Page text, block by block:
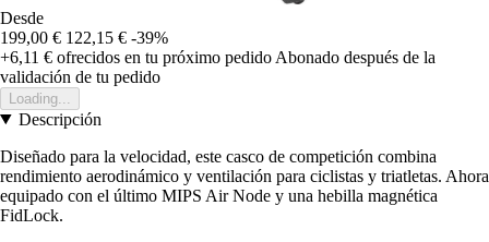
Desde
199,00 € 122,15 € -39%
+6,11 € ofrecidos en tu próximo pedido Abonado después de la
validación de tu pedido
Loading...
Descripción
Diseñado para la velocidad, este casco de competición combina
rendimiento aerodinámico y ventilación para ciclistas y triatletas. Ahora
equipado con el último MIPS Air Node y una hebilla magnética
FidLock.